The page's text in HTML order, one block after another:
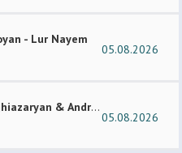
- Lur Nayem
05.08.2026
Knyaz Yeghiazaryan & Andranik Sirakanyan - Arevi Pes New 2026
05.08.2026